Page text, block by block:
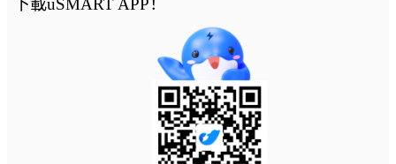
下載uSMART APP！